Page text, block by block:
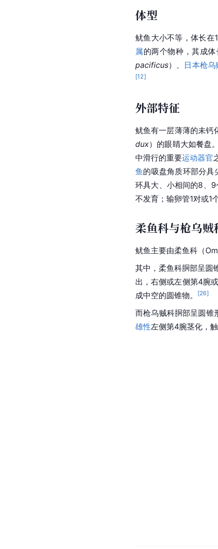
体型
鱿鱼大小不等，体长
属的两个物种，其成
pacificus）、 日本枪乌
[12]
外部特征
鱿鱼有一层薄薄的未钙
dux）的眼睛大如餐盘
中滑行的重要运动器官
鱼 的吸盘角质环部分具
环具大、小相间的8、
不发育；输卵管1对或1
柔鱼科与枪乌贼
鱿鱼主要由柔鱼科（
其中，柔鱼科胴部呈圆
出，右侧或左侧第4腕
成中空的圆锥物。
[26]
而枪乌贼科胴部呈圆锥
雄性左侧第4腕茎化，